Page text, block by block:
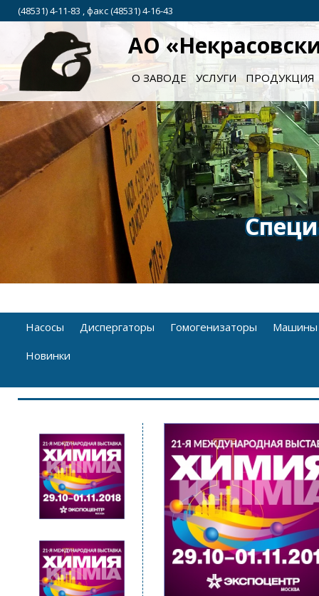
(48531) 4-11-83 , факс (48531) 4-16-43
АО
О ЗАВОДЕ УСЛУГИ ПРОДУКЦИЯ
Насосы Диспергаторы Гомогенизаторы
Машины
Новинки